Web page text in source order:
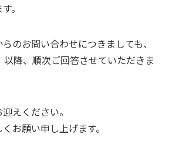
。
のお問い合わせにつきましても、
降、順次ご回答させていただきま
えください。
お願い申し上げます。